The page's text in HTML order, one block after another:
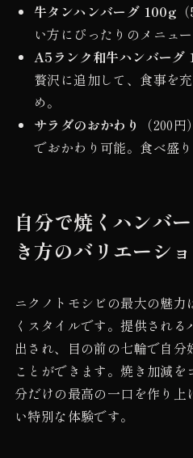
牛タンハンバーグ 100g
い方にぴったりのメニュー
A5ランク和牛ハンバーグ
贅沢に追加して、食事を
め。
サラダのおかわり
（200
でおかわり可能。食べ盛
自分で焼くハンバ
き方のバリエーシ
ニクノトモシビの最大の魅
くスタイルです。提供され
出され、目の前の七輪で自分
ことができます。焼き加減
分だけの最高の一口を作り
い特別な体験です。